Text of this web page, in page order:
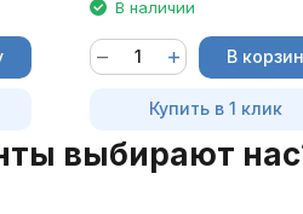
В наличии
В
Купить в 1 клик
выбирают